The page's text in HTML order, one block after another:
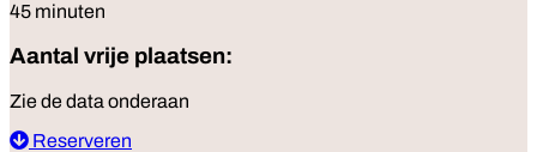
45 minuten
Aantal vrije plaatsen:
Zie de data onderaan
Reserveren